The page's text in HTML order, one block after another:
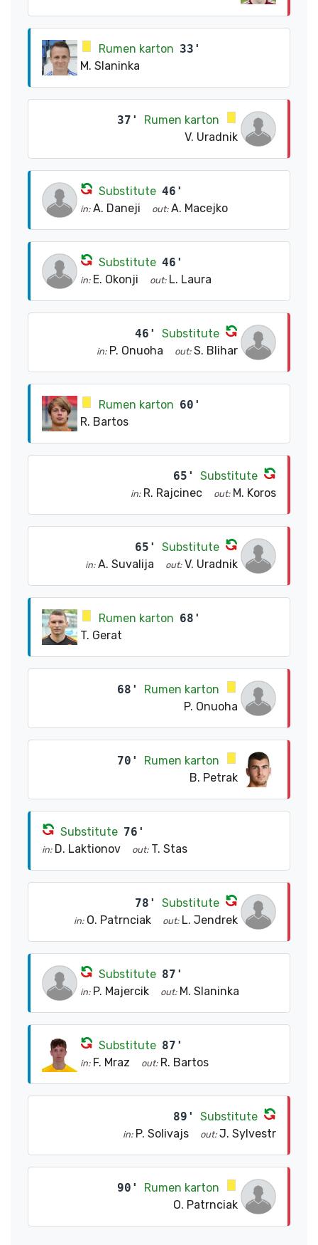
Rumen karton 33'
M. Slaninka
37'
Rumen karton
V. Uradnik
Substitute 46'
in: A. Daneji out: A. Macejko
Substitute 46'
in: E. Okonji out: L. Laura
46' Substitute
in: P. Onuoha out: S. Blihar
Rumen karton 60'
R. Bartos
65' Substitute
in: R. Rajcinec out: M. Koros
65' Substitute
in: A. Suvalija out: V. Uradnik
Rumen karton 68'
T. Gerat
68'
Rumen karton
P. Onuoha
70'
Rumen karton
B. Petrak
Substitute 76'
in: D. Laktionov out: T. Stas
78' Substitute
in: O. Patrnciak out: L. Jendrek
Substitute 87'
in: P. Majercik out: M. Slaninka
Substitute 87'
in: F. Mraz out: R. Bartos
89' Substitute
in: P. Solivajs out: J. Sylvestr
90'
Rumen karton
O. Patrnciak